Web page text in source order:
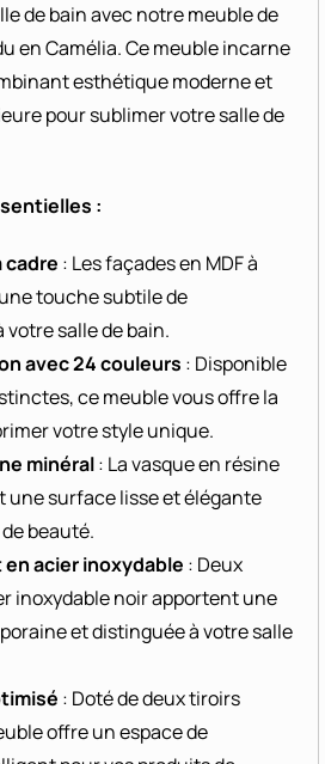
de bain avec notre meuble de
en Camélia. Ce meuble incarne
esthétique moderne et
pour sublimer votre salle de
:
cadre : Les façades en MDF à
touche subtile de
salle de bain.
avec 24 couleurs : Disponible
ce meuble vous offre la
votre style unique.
minéral: La vasque en résine
une surface lisse et élégante
beauté.
acier inoxydable : Deux
inoxydable noir apportent une
et distinguée à votre salle
: Doté de deux tiroirs
offre un espace de